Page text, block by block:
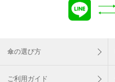
傘の選び方
ご利用ガイド